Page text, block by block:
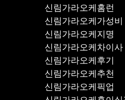
신림가라오케홈런
신림가라오케가성비
신림가라오케지명
신림가라오케차이사
신림가라오케후기
신림가라오케추천